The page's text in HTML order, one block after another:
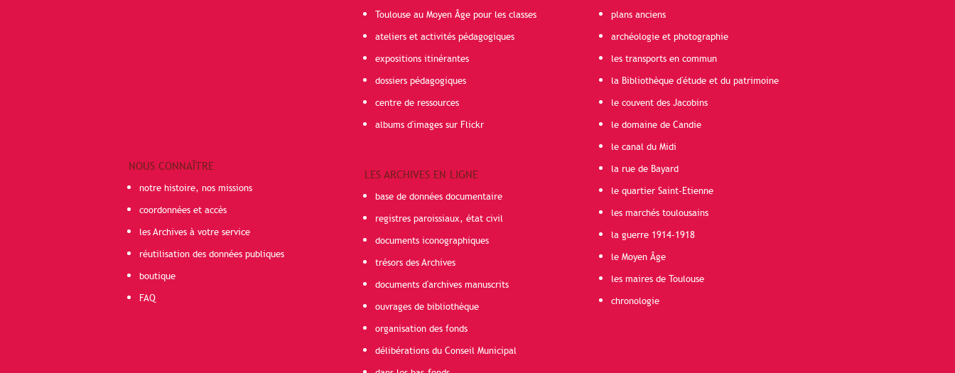
NOUS CONNAÎTRE
notre histoire, nos missions
coordonnées et accès
les Archives à votre service
réutilisation des données publiques
boutique
FAQ
Toulouse au Moyen Âge pour les classes
ateliers et activités pédagogiques
expositions itinérantes
dossiers pédagogiques
centre de ressources
albums d'images sur Flickr
LES ARCHIVES EN LIGNE
base de données documentaire
registres paroissiaux, état civil
documents iconographiques
trésors des Archives
documents d'archives manuscrits
ouvrages de bibliothèque
organisation des fonds
délibérations du Conseil Municipal
plans anciens
archéologie et photographie
les transports en commun
la Bibliothèque d'étude et du patrimoine
le couvent des Jacobins
le domaine de Candie
le canal du Midi
la rue de Bayard
le quartier Saint-Etienne
les marchés toulousains
la guerre 1914-1918
le Moyen Âge
les maires de Toulouse
chronologie